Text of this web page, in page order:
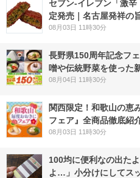
セブン-イレブン「激
定発売｜名古屋発祥の
08月03日 11時30分
長野県150周年記念フ
噌や伝統野菜を使った
08月04日 11時30分
関西限定！和歌山の恵
フェア』全商品徹底紹
08月03日 11時30分
100均に便利なの出た
よ…」小分けにしてス